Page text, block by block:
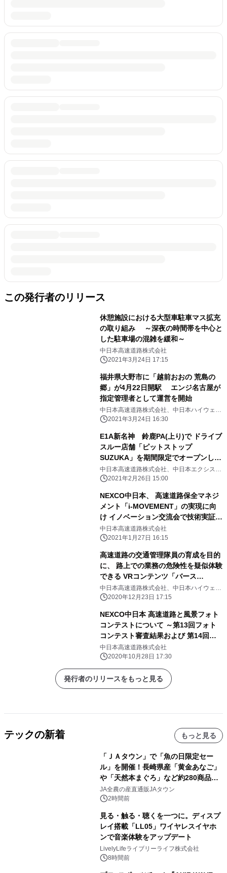
この発行者のリリース
休憩施設における大型車駐車マス拡充
の取り組み ～深夜の時間帯を中心と
した駐車場の混雑を緩和～
中日本高速道路株式会社
2021年3月24日 17:15
福井県大野市に「越前おおの 荒島の
郷」が4月22日開駅 エンジ名古屋が
指定管理者として運営を開始
中日本高速道路株式会社、中日本ハイウェ
イ・エンジニアリング名古屋株式会社
2021年3月24日 16:30
E1A新名神 鈴鹿PA(上り)で ドライブ
スルー店舗「ピットストップ
SUZUKA」を期間限定でオープンしま
す！ ～高速道路“初”の試み～
中日本高速道路株式会社、中日本エクシス株
式会社
2021年2月26日 15:00
NEXCO中日本、 高速道路保全マネジ
メント「i-MOVEMENT」の実現に向
け イノベーション交流会で技術実証開
始
中日本高速道路株式会社
2021年1月27日 16:15
高速道路の交通管理隊員の育成を目的
に、 路上での業務の危険性を疑似体験
できる VRコンテンツ「バース
VIRSE」を開発しました
中日本高速道路株式会社、中日本ハイウェ
イ･パトロール名古屋株式会社
2020年12月23日 17:15
NEXCO中日本 高速道路と風景フォト
コンテストについて ～第13回フォト
コンテスト審査結果および 第14回フ
ォトコンテスト作品募集～
中日本高速道路株式会社
2020年10月28日 17:30
発行者のリリースをもっと見る
テックの新着 もっと見る
「ＪＡタウン」で「魚の日限定セー
ル」を開催！長崎県産「黄金あなご」
や「天然本まぐろ」など約280商品を
販売！～毎月１０日の定例企画～
JA全農の産直通販JAタウン
2時間前
見る・触る・聴くを一つに。ディスプ
レイ搭載「LL05」ワイヤレスイヤホ
ンで音楽体験をアップデート
LivelyLifeライブリーライフ株式会社
8時間前